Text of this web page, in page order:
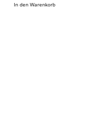
In den Warenkorb